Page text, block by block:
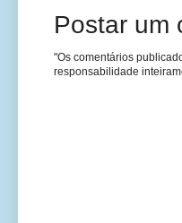
Postar um
"Os comentários
responsabilidade